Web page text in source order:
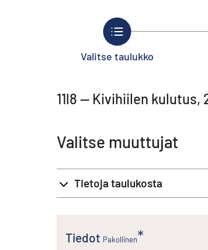
Valitse taulukko
11l8 -- Kivihiilen kulutus,
Valitse muuttujat
Tietoja taulukosta
Tiedot Pakollinen